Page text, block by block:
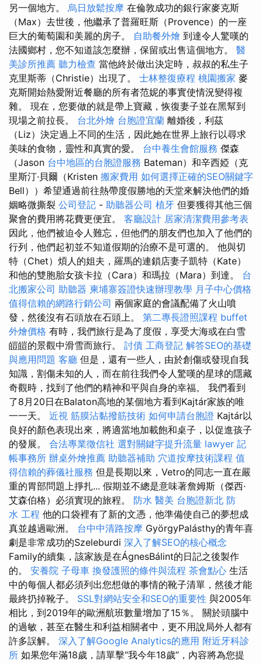
另一個地方。 烏日放鬆按摩 在倫敦成功的銀行家麥克斯
（Max）去世後，他繼承了普羅旺斯（Provence）的一座
巨大的葡萄園和美麗的房子。 自助餐外燴 到達令人驚嘆的
法國鄉村，您不知道該怎麼辦，保留或出售這個地方。 醫
美診所推薦 聽力檢查 當他終於做出決定時，叔叔的私生子
克里斯蒂（Christie）出現了。 士林整復療程 桃園搬家 麥
克斯開始熱愛附近餐廳的所有者范妮的事實使情況變得複
雜。 現在，您要做的就是帶上寶藏，恢復妻子並在黑幫到
現場之前拉長。 台北外燴 台胞證宜蘭 離婚後，利茲
（Liz）決定過上不同的生活，因此她在世界上旅行以尋求
美味的食物，靈性和真實的愛。 台中養生會館服務 傑森
（Jason 台中地區的台胞證服務 Bateman）和辛西婭（克
里斯汀·貝爾（Kristen 搬家費用 如何選擇正確的SEO關鍵字
Bell））希望通過前往熱帶度假勝地的天堂來解決他們的婚
姻略微撕裂 公司登記 - 助聽器公司 植牙 但要獲得其他三個
聚會的費用將花費更便宜。 客廳設計 居家清潔費用參考表
因此，他們被迫令人難忘，但他們的朋友們也加入了他們的
行列，他們起初並不知道假期的治療不是可選的。 他與切
特（Chet）煩人的姐夫，羅馬的連鎖店妻子凱特（Kate）
和他的雙胞胎女孩卡拉（Cara）和瑪拉（Mara）到達。 台
北搬家公司 助聽器 柬埔寨簽證快速辦理教學 月子中心價格
值得信賴的網路行銷公司 兩個家庭的會議配備了火山噴
發，然後沒有石頭放在石頭上。 第二專長證照課程 buffet
外燴價格 有時，我們旅行是為了度假，享受大海或在白雪
皚皚的景觀中滑雪而旅行。 討債 工商登記 解答SEO的基礎
與應用問題 客廳 但是，還有一些人，由於創傷或發現自我
知識，割傷未知的人，而在前往我們令人驚嘆的星球的隱藏
奇觀時，找到了他們的精神和平與自身的幸福。 我們看到
了8月20日在Balaton高地的某個地方看到Kajtár家族的唯
一一天。 近視 筋膜沾黏撥筋技術 如何申請台胞證 Kajtár以
良好的顏色表現出來，將適當地加載飽和桌子，以促進孩子
的發展。 合法專業徵信社 選對關鍵字提升流量 lawyer 記
帳事務所 辦桌外燴推薦 助聽器補助 穴道按摩技術課程 值
得信賴的葬儀社服務 但是長期以來，Vetro的同志一直在嚴
重的胃部問題上掙扎... 假期並不總是意味著詹姆斯（傑西·
艾森伯格）必須實現的旅程。 防水 醫美 台胞證新北 防
水 工程 他的口袋裡有了新的文憑，他準備使自己的夢想成
真並越過歐洲。 台中中清路按摩 GyörgyPalásthy的青年喜
劇是非常成功的Szeleburdi 深入了解SEO的核心概念
Family的續集，該家族是在ÁgnesBálint的日記之後製作
的。 安養院 子母車 換發護照的條件與流程 茶會點心 生活
中的每個人都必須列出您想做的事情的靴子清單，然後才能
最終扔掉靴子。 SSL對網站安全和SEO的重要性 與2005年
相比，到2019年的歐洲航班數量增加了15％。 關於頭腦中
的過敏，甚至在醫生和利益相關者中，更不用說局外人都有
許多誤解。 深入了解Google Analytics的應用 附近牙科診
所 如果您年滿18歲，請單擊“我今年18歲”，內容將為您提